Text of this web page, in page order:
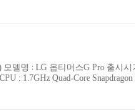
델명 : LG 옵티머스G Pro 출시
: 1.7GHz Quad-Core